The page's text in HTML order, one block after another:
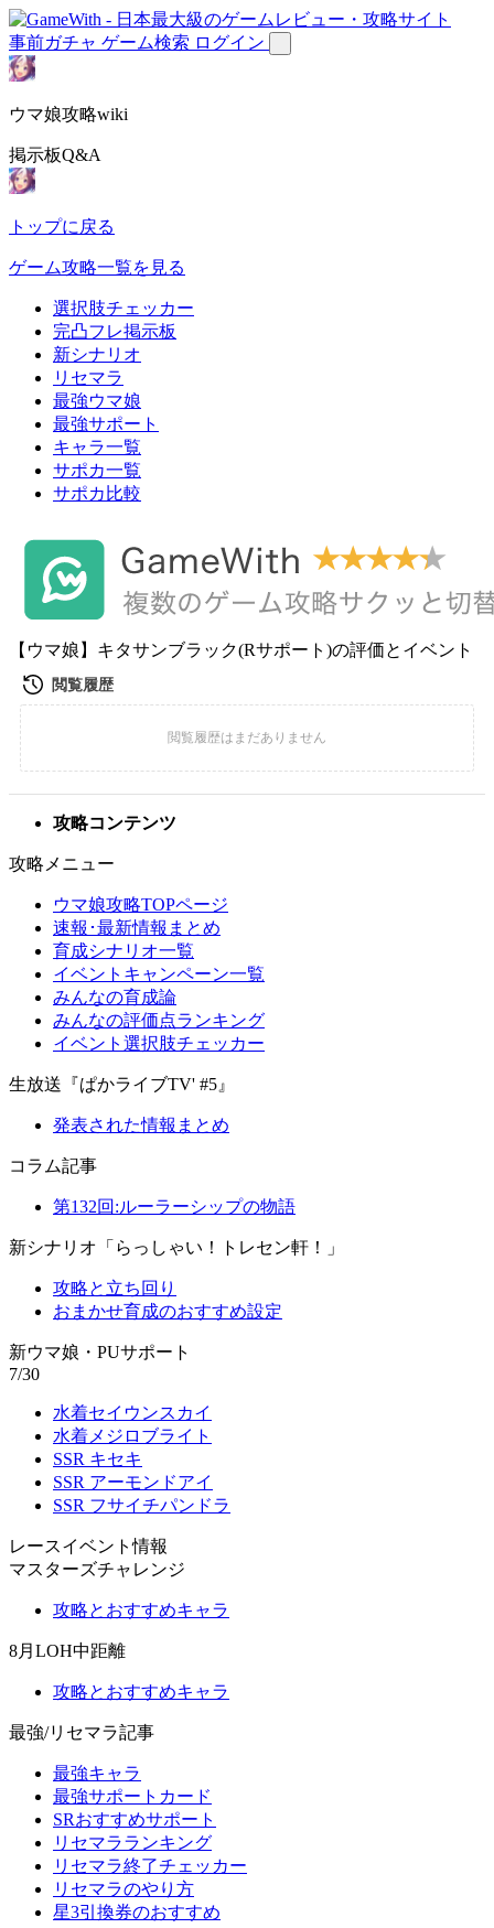
事前ガチャ ゲーム検索 ログイン
ウマ娘攻略wiki
掲示板Q&A
トップに戻る
ゲーム攻略一覧を見る
選択肢チェッカー
完凸フレ掲示板
新シナリオ
リセマラ
最強ウマ娘
最強サポート
キャラ一覧
サポカ一覧
サポカ比較
【ウマ娘】キタサンブラック(Rサポート)の評価とイベント
攻略コンテンツ
攻略メニュー
ウマ娘攻略TOPページ
速報･最新情報まとめ
育成シナリオ一覧
イベントキャンペーン一覧
みんなの育成論
みんなの評価点ランキング
イベント選択肢チェッカー
生放送『ぱかライブTV' #5』
発表された情報まとめ
コラム記事
第132回:ルーラーシップの物語
新シナリオ「らっしゃい！トレセン軒！」
攻略と立ち回り
おまかせ育成のおすすめ設定
新ウマ娘・PUサポート
7/30
水着セイウンスカイ
水着メジロブライト
SSR キセキ
SSR アーモンドアイ
SSR フサイチパンドラ
レースイベント情報
マスターズチャレンジ
攻略とおすすめキャラ
8月LOH中距離
攻略とおすすめキャラ
最強/リセマラ記事
最強キャラ
最強サポートカード
SRおすすめサポート
リセマラランキング
リセマラ終了チェッカー
リセマラのやり方
星3引換券のおすすめ